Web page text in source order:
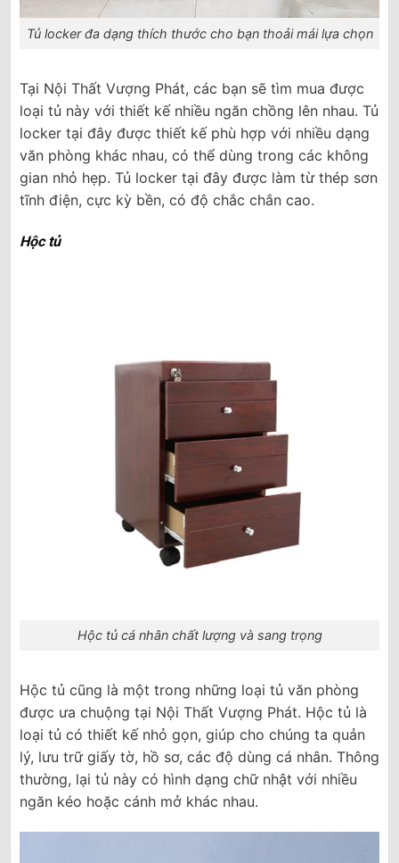
Tủ locker đa dạng thích thước cho bạn thoải mái lựa chọn
Tại Nội Thất Vượng Phát, các bạn sẽ tìm mua được
loại tủ này với thiết kế nhiều ngăn chồng lên nhau. Tủ
locker tại đây được thiết kế phù hợp với nhiều dạng
văn phòng khác nhau, có thể dùng trong các không
gian nhỏ hẹp. Tủ locker tại đây được làm từ thép sơn
tĩnh điện, cực kỳ bền, có độ chắc chắn cao.
Hộc tủ
Hộc tủ cá nhân chất lượng và sang trọng
Hộc tủ cũng là một trong những loại tủ văn phòng
được ưa chuộng tại Nội Thất Vượng Phát. Hộc tủ là
loại tủ có thiết kế nhỏ gọn, giúp cho chúng ta quản
lý, lưu trữ giấy tờ, hồ sơ, các độ dùng cá nhân. Thông
thường, lại tủ này có hình dạng chữ nhật với nhiều
ngăn kéo hoặc cánh mở khác nhau.